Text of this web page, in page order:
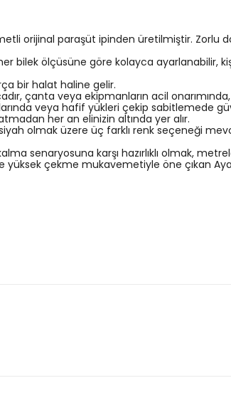
orijinal paraşüt ipinden üretilmiştir. Zorlu
bilek ölçüsüne göre kolayca ayarlanabilir,
bir halat haline gelir.
çanta veya ekipmanların acil
veya hafif yükleri çekip sabitlemede
her an elinizin altında yer alır.
olmak üzere üç farklı renk seçeneği
senaryosuna karşı hazırlıklı olmak,
yüksek çekme mukavemetiyle öne çıkan